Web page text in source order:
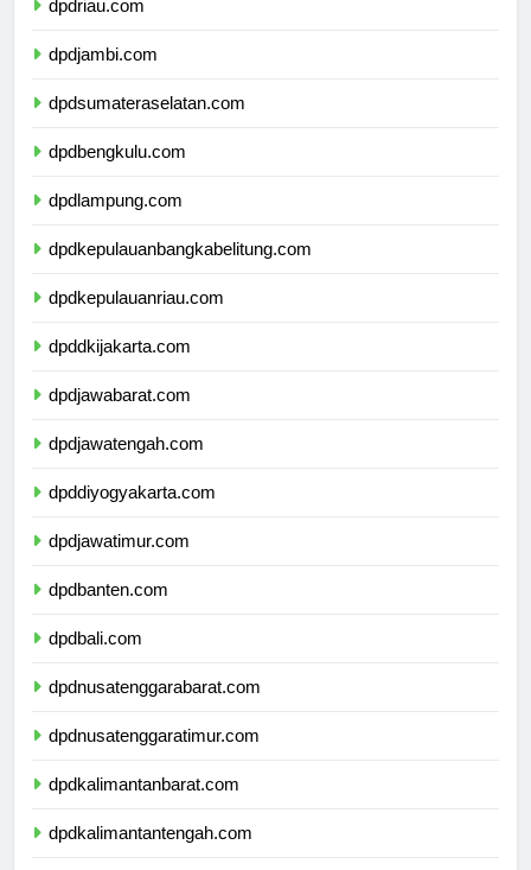
dpdriau.com
dpdjambi.com
dpdsumateraselatan.com
dpdbengkulu.com
dpdlampung.com
dpdkepulauanbangkabelitung.com
dpdkepulauanriau.com
dpddkijakarta.com
dpdjawabarat.com
dpdjawatengah.com
dpddiyogyakarta.com
dpdjawatimur.com
dpdbanten.com
dpdbali.com
dpdnusatenggarabarat.com
dpdnusatenggaratimur.com
dpdkalimantanbarat.com
dpdkalimantantengah.com